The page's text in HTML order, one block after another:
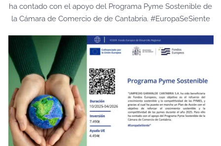
ha contado con el apoyo del Programa Pyme Sostenible de
la Cámara de Comercio de de Cantabria. #EuropaSeSiente